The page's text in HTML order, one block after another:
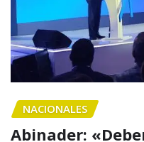
NACIONALES
Abinader: